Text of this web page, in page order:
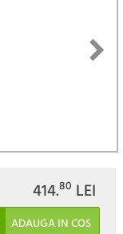
414.80 LEI